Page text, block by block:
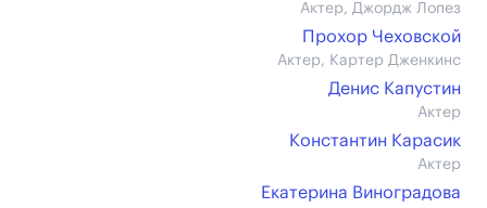
Актер, Джордж Лопез
Прохор Чеховской
Актер, Картер Дженкинс
Денис Капустин
Актер
Константин Карасик
Актер
Екатерина Виноградова